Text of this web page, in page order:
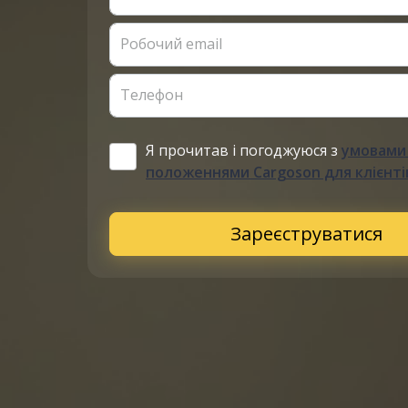
Робочий email
Телефон
Я прочитав і погоджуюся з
положеннями Cargoson для
Зареєструватися